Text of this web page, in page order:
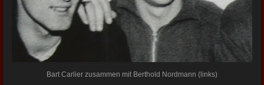
Bart Carlier zusammen mit Berthold Nordmann (links)